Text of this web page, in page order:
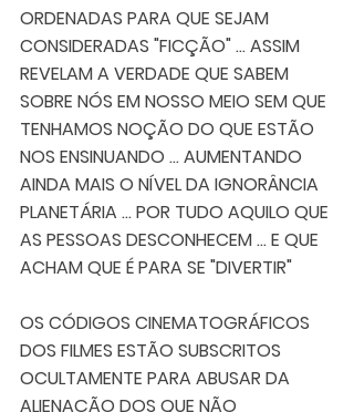
ORDENADAS PARA QUE SEJAM
CONSIDERADAS "FICÇÃO" ... ASSIM
REVELAM A VERDADE QUE SABEM
SOBRE NÓS EM NOSSO MEIO SEM QUE
TENHAMOS NOÇÃO DO QUE ESTÃO
NOS ENSINUANDO ... AUMENTANDO
AINDA MAIS O NÍVEL DA IGNORÂNCIA
PLANETÁRIA ... POR TUDO AQUILO QUE
AS PESSOAS DESCONHECEM ... E QUE
ACHAM QUE É PARA SE "DIVERTIR"
OS CÓDIGOS CINEMATOGRÁFICOS
DOS FILMES ESTÃO SUBSCRITOS
OCULTAMENTE PARA ABUSAR DA
ALIENAÇÃO DOS QUE NÃO